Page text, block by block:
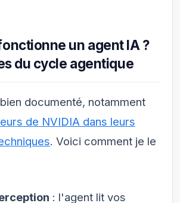
un agent IA ?
du cycle agentique
documenté, notamment
de NVIDIA dans leurs
. Voici comment je le
: l'agent lit vos